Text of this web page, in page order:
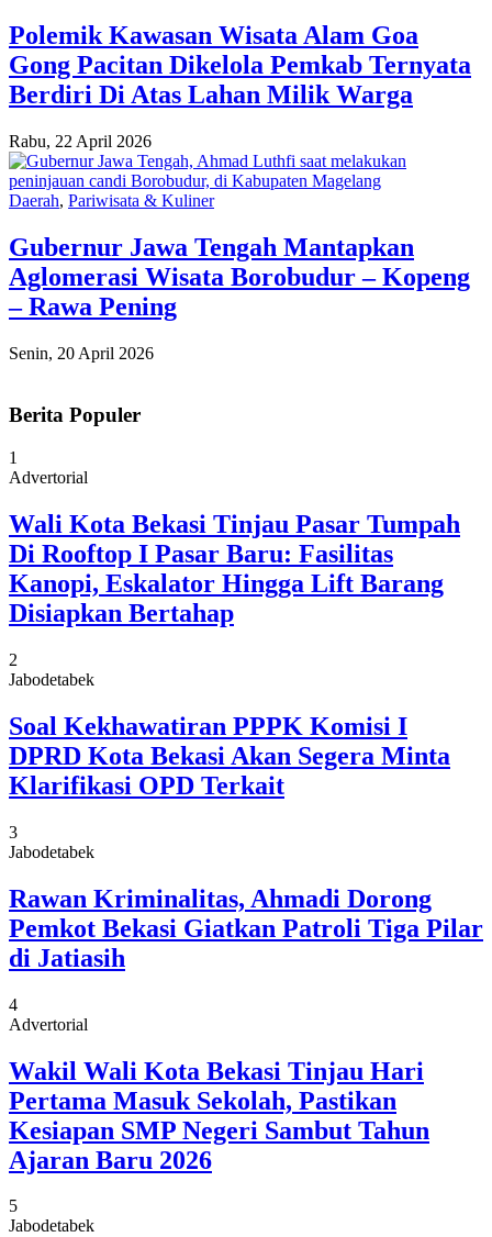
Polemik Kawasan Wisata Alam Goa
Gong Pacitan Dikelola Pemkab Ternyata
Berdiri Di Atas Lahan Milik Warga
Rabu, 22 April 2026
Daerah, Pariwisata & Kuliner
Gubernur Jawa Tengah Mantapkan
Aglomerasi Wisata Borobudur – Kopeng
– Rawa Pening
Senin, 20 April 2026
Berita Populer
1
Advertorial
Wali Kota Bekasi Tinjau Pasar Tumpah
Di Rooftop I Pasar Baru: Fasilitas
Kanopi, Eskalator Hingga Lift Barang
Disiapkan Bertahap
2
Jabodetabek
Soal Kekhawatiran PPPK Komisi I
DPRD Kota Bekasi Akan Segera Minta
Klarifikasi OPD Terkait
3
Jabodetabek
Rawan Kriminalitas, Ahmadi Dorong
Pemkot Bekasi Giatkan Patroli Tiga Pilar
di Jatiasih
4
Advertorial
Wakil Wali Kota Bekasi Tinjau Hari
Pertama Masuk Sekolah, Pastikan
Kesiapan SMP Negeri Sambut Tahun
Ajaran Baru 2026
5
Jabodetabek